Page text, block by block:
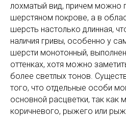
лохматый вид, причем можно
шерстяном покрове, а в
шерсть настолько длинная,
наличия гривы, особенно у
шерсти монотонный,
оттенках, хотя можно
более светлых тонов.
того, что отдельные особи
основной расцветки, так как
коричневого, рыжего или